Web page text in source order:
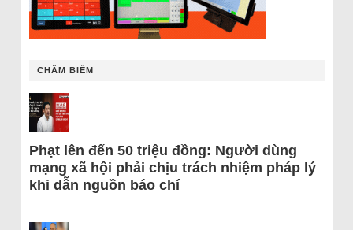
CHÂM BIẾM
Phạt lên đến 50 triệu đồng: Người dùng
mạng xã hội phải chịu trách nhiệm pháp lý
khi dẫn nguồn báo chí